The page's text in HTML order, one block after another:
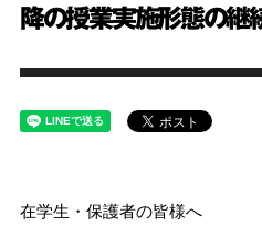
降の授業実施形態の継
在学生・保護者の皆様へ